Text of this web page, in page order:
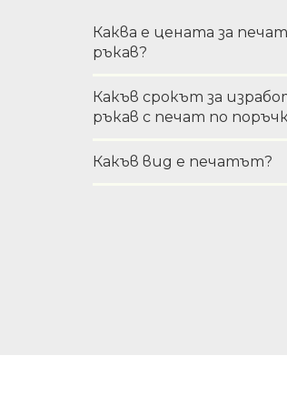
Каква е цената за
ръкав?
Какъв срокът за
ръкав с печат по
Какъв вид е печатът?